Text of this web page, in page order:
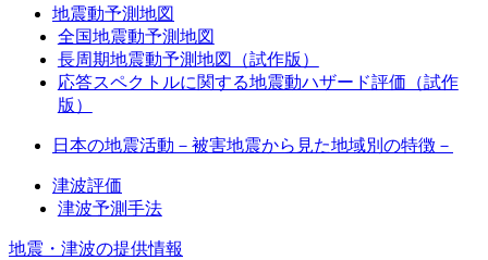
地震動予測地図
全国地震動予測地図
長周期地震動予測地図（試作版）
応答スペクトルに関する地震動ハザード評価（試作
版）
日本の地震活動－被害地震から見た地域別の特徴－
津波評価
津波予測手法
地震・津波の提供情報